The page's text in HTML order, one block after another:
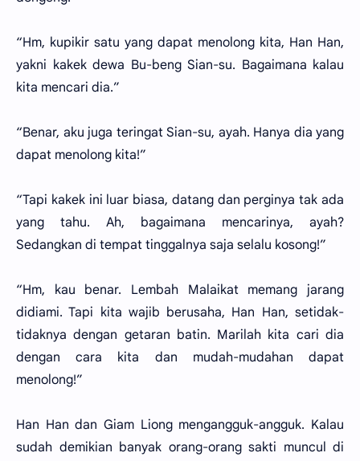
“Hm, kupikir satu yang dapat menolong kita, Han Han,
yakni kakek dewa Bu-beng Sian-su. Bagaimana kalau
kita mencari dia.”
“Benar, aku juga teringat Sian-su, ayah. Hanya dia yang
dapat menolong kita!”
“Tapi kakek ini luar biasa, datang dan perginya tak ada
yang tahu. Ah, bagaimana mencarinya, ayah?
Sedangkan di tempat tinggalnya saja selalu kosong!”
“Hm, kau benar. Lembah Malaikat memang jarang
didiami. Tapi kita wajib berusaha, Han Han, setidak-
tidaknya dengan getaran batin. Marilah kita cari dia
dengan cara kita dan mudah-mudahan dapat
menolong!”
Han Han dan Giam Liong mengangguk-angguk. Kalau
sudah demikian banyak orang-orang sakti muncul di